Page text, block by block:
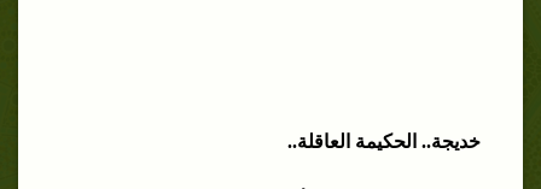
خديجة.. الحكيمة العاقلة..